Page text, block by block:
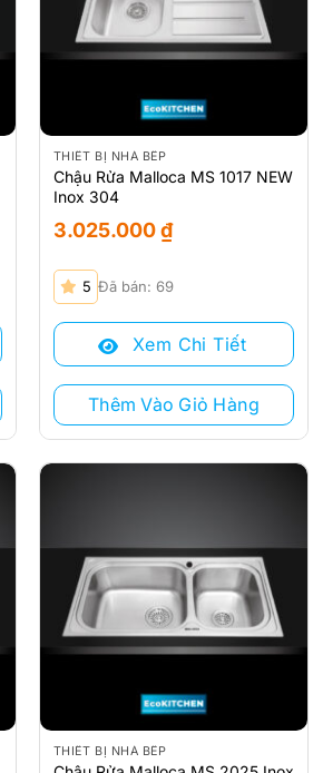
THIẾT BỊ NHÀ BẾP
Chậu Rửa Malloca MS 1017 NEW
Inox 304
3.025.000₫
5 Đã bán: 69
Xem Chi Tiết
Thêm Vào Giỏ Hàng
THIẾT BỊ NHÀ BẾP